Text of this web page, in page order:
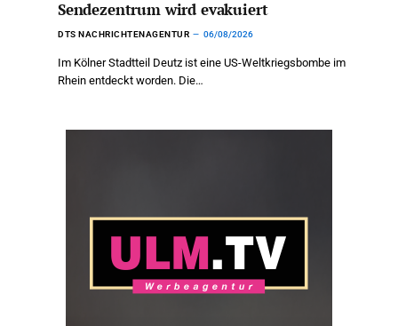
Sendezentrum wird evakuiert
DTS NACHRICHTENAGENTUR 06/08/2026
Im Kölner Stadtteil Deutz ist eine US-Weltkriegsbombe im
Rhein entdeckt worden. Die…